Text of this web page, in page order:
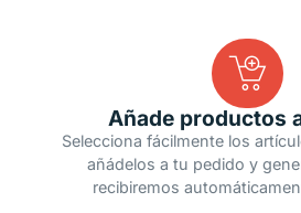
Añade productos
Selecciona fácilmente los
añádelos a tu pedido y
recibiremos